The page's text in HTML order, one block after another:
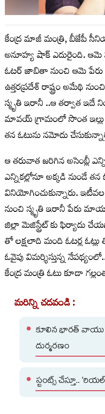
కేంద్ర మాజీ మంత్రి, బీజేపీ
అనూహ్య షాక్ ఎదురైంది. ఆమె
ఓటర్ జాబితా నుంచి ఆమె
ఉత్తరప్రదేశ్ రాష్ట్రం అమేథి
స్మృతి ఇరానీ ..ఆ తర్వాత
మావయ్ గ్రామంలో సొంత
తన ఓటును నమోదు
ఆ తరువాత జరిగిన అసెంబ్లీ
ఎన్నికల్లోనూ అక్కడి నుండే తన
వినియోగించుకున్నారు.
నుంచి స్మృతి ఇరానీ పేరు
జిల్లా మెజిస్ట్రేట్ కు ఫిర్యాదు
తో లక్షలాది మంది ఓటర్ల ఓట్లు
ఓవైపు విమర్శిస్తున్న
కేంద్ర మంత్రి ఓటు కూడా
మరిన్ని చదవండి :
కూలిన భారత్
దుర్మరణం
స్టంట్స్ చేస్తూ..